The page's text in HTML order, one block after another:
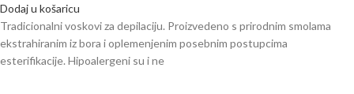
Dodaj u košaricu
Tradicionalni voskovi za depilaciju. Proizvedeno s prirodnim smolama
ekstrahiranim iz bora i oplemenjenim posebnim postupcima
esterifikacije. Hipoalergeni su i ne